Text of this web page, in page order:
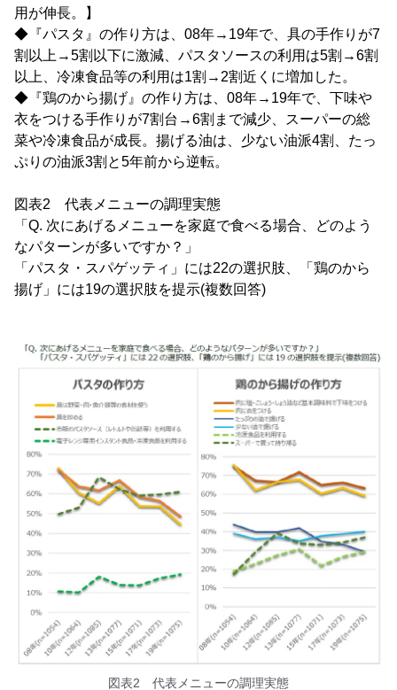
用が伸長。】
◆『パスタ』の作り方は、08年→19年で、具の手作りが7
割以上→5割以下に激減、パスタソースの利用は5割→6割
以上、冷凍食品等の利用は1割→2割近くに増加した。
◆『鶏のから揚げ』の作り方は、08年→19年で、下味や
衣をつける手作りが7割台→6割まで減少、スーパーの総
菜や冷凍食品が成長。揚げる油は、少ない油派4割、たっ
ぷりの油派3割と5年前から逆転。
図表2 代表メニューの調理実態
「Q. 次にあげるメニューを家庭で食べる場合、どのよう
なパターンが多いですか？」
「パスタ・スパゲッティ」には22の選択肢、「鶏のから
揚げ」には19の選択肢を提示(複数回答)
図表2 代表メニューの調理実態